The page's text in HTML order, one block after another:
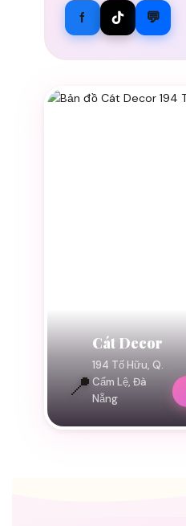
f 💬
📍
Cát Decor
194 Tố Hữu, Q.
Cẩm Lệ, Đà
Nẵng